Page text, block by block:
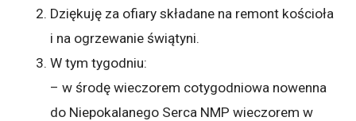
Dziękuję za ofiary składane na remont kościoła
i na ogrzewanie świątyni.
W tym tygodniu:
– w środę wieczorem cotygodniowa nowenna
do Niepokalanego Serca NMP wieczorem w